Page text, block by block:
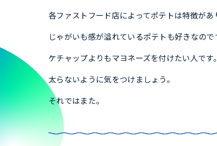
各ファストフード店によってポテトは特徴が
じゃがいも感が溢れているポテトも好きなの
ケチャップよりもマヨネーズを付けたい人です
太らないように気をつけましょう。
それではまた。